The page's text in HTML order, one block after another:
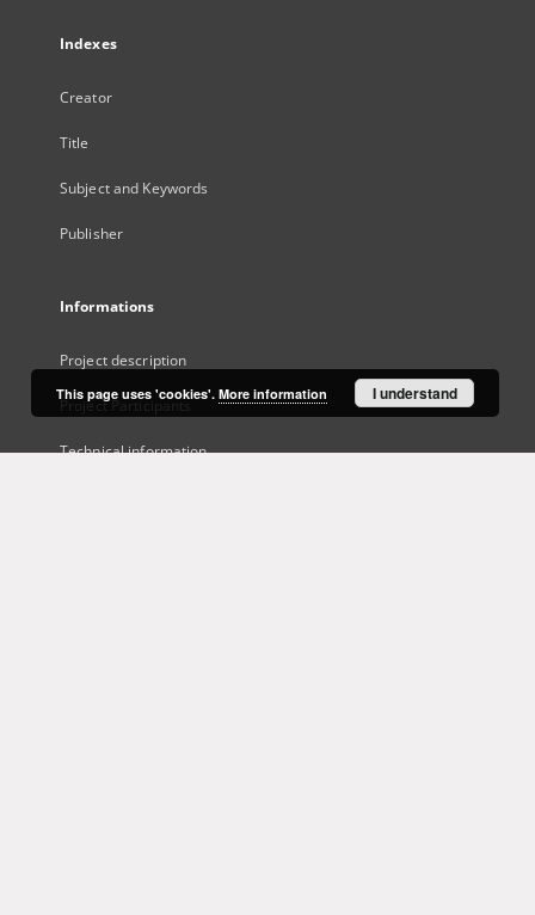
Indexes
Creator
Title
Subject and Keywords
Publisher
Informations
Project description
Project Participants
Technical information
This page uses 'cookies'. More information I understand